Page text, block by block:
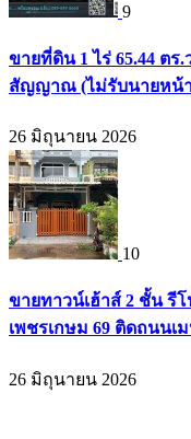
9
ขายที่ดิน 1 ไร่ 65.44 ตร.
สัญญาณ (ไม่รับนายหน้า)
26 มิถุนายน 2026
10
ขายทาวน์เฮ้าส์ 2 ชั้น รี
เพชรเกษม 69 ติดถนนเ
26 มิถุนายน 2026